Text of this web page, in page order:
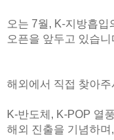
오는 7월, K-지방흡입
오픈을 앞두고 있습니
해외에서 직접 찾아
K-반도체, K-POP 열
해외 진출을 기념하며,